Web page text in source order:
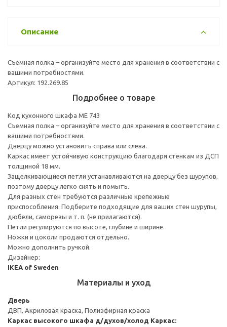
Описание
Съемная полка – организуйте место для хранения в соответствии с
вашими потребностями.
Артикул: 192.269.85
Подробнее о товаре
Код кухонного шкафа ME 743
Съемная полка – организуйте место для хранения в соответствии с
вашими потребностями.
Дверцу можно установить справа или слева.
Каркас имеет устойчивую конструкцию благодаря стенкам из ДСП
толщиной 18 мм.
Защелкивающиеся петли устанавливаются на дверцу без шурупов,
поэтому дверцу легко снять и помыть.
Для разных стен требуются различные крепежные
приспособления. Подберите подходящие для ваших стен шурупы,
дюбели, саморезы и т. п. (не прилагаются).
Петли регулируются по высоте, глубине и ширине.
Ножки и цоколи продаются отдельно.
Можно дополнить ручкой.
Дизайнер:
IKEA of Sweden
Материалы и уход
Дверь
ДВП, Акриловая краска, Полиэфирная краска
Каркас высокого шкафа д/духов/холод Каркас: